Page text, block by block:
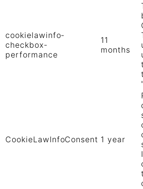
cookielawinfo-
checkbox-
performance
11
months
CookieLawInfoConsent 1 year